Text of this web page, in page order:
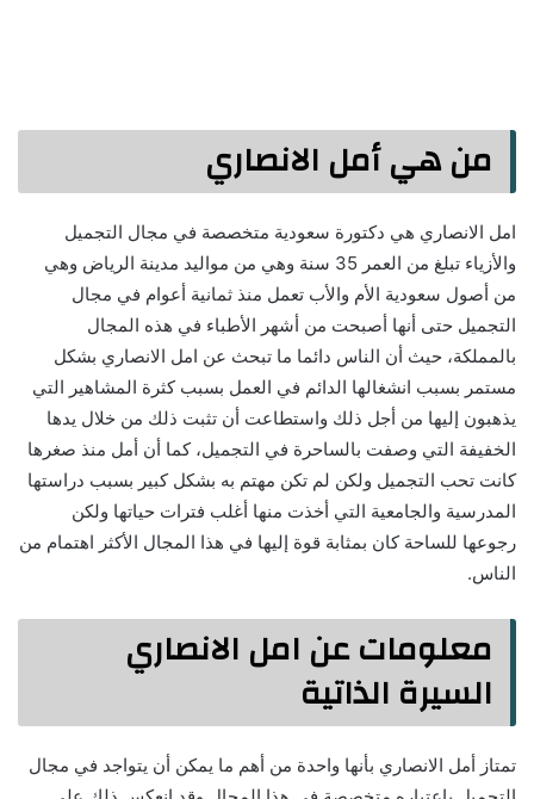
من هي أمل الانصاري
امل الانصاري هي دكتورة سعودية متخصصة في مجال التجميل
والأزياء تبلغ من العمر 35 سنة وهي من مواليد مدينة الرياض وهي
من أصول سعودية الأم والأب تعمل منذ ثمانية أعوام في مجال
التجميل حتى أنها أصبحت من أشهر الأطباء في هذه المجال
بالمملكة، حيث أن الناس دائما ما تبحث عن امل الانصاري بشكل
مستمر بسبب انشغالها الدائم في العمل بسبب كثرة المشاهير التي
يذهبون إليها من أجل ذلك واستطاعت أن تثبت ذلك من خلال يدها
الخفيفة التي وصفت بالساحرة في التجميل، كما أن أمل منذ صغرها
كانت تحب التجميل ولكن لم تكن مهتم به بشكل كبير بسبب دراستها
المدرسية والجامعية التي أخذت منها أغلب فترات حياتها ولكن
رجوعها للساحة كان بمثابة قوة إليها في هذا المجال الأكثر اهتمام من
الناس.
معلومات عن امل الانصاري
السيرة الذاتية
تمتاز أمل الانصاري بأنها واحدة من أهم ما يمكن أن يتواجد في مجال